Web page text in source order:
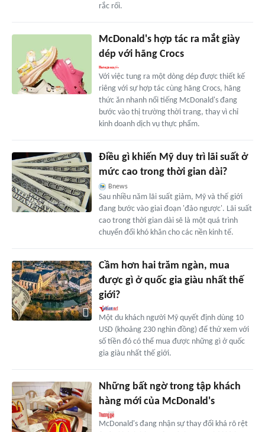
rắc rối.
McDonald's hợp tác ra mắt giày
dép với hãng Crocs
Với việc tung ra một dòng dép được thiết kế
riêng với sự hợp tác cùng hãng Crocs, hãng
thức ăn nhanh nổi tiếng McDonald's đang
bước vào thị trường thời trang, thay vì chỉ
kinh doanh dịch vụ thực phẩm.
Điều gì khiến Mỹ duy trì lãi suất ở
mức cao trong thời gian dài?
Bnews
Sau nhiều năm lãi suất giảm, Mỹ và thế giới
đang bước vào giai đoạn 'đảo ngược'. Lãi suất
cao trong thời gian dài sẽ là một quá trình
chuyển đổi khó khăn cho các nền kinh tế.
Cầm hơn hai trăm ngàn, mua
được gì ở quốc gia giàu nhất thế
giới?
Một du khách người Mỹ quyết định dùng 10
USD (khoảng 230 nghìn đồng) để thử xem với
số tiền đó có thể mua được những gì ở quốc
gia giàu nhất thế giới.
Những bất ngờ trong tập khách
hàng mới của McDonald's
McDonald's đang nhận sự thay đổi khá rõ rệt